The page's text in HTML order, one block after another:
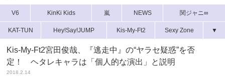
V6 KinKi Kids 嵐 NEWS 関ジャニ∞
KAT-TUN Hey!Say!JUMP Kis-My-Ft2 Sexy Zone ▼
Kis-My-Ft2宮田俊哉、『逃走中』の“ヤラセ疑惑”を否
定！ ヘタレキャラは「個人的な演出」と説明
2018.2.14